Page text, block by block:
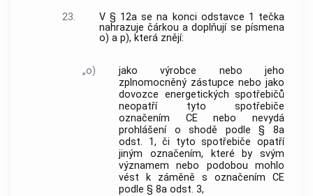
23.
V § 12a se na konci odstavce 1 tečka
nahrazuje čárkou a doplňují se písmena
o) a p), která znějí:
„o)
jako výrobce nebo jeho
zplnomocněný zástupce nebo jako
dovozce energetických spotřebičů
neopatří tyto spotřebiče
označením CE nebo nevydá
prohlášení o shodě podle § 8a
odst. 1, či tyto spotřebiče opatří
jiným označením, které by svým
významem nebo podobou mohlo
vést k záměně s označením CE
podle § 8a odst. 3,